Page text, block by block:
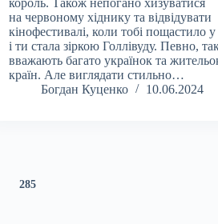
король. Також непогано хизуватися
на червоному хіднику та відвідувати
кінофестивалі, коли тобі пощастило у
і ти стала зіркою Голлівуду. Певно,
вважають багато українок та
країн. Але виглядати стильно…
Богдан Куценко
10.06.2024
285